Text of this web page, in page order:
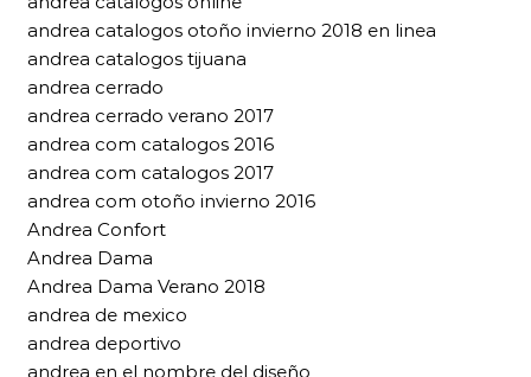
andrea catalogos otoño invierno 2018 en linea
andrea catalogos tijuana
andrea cerrado
andrea cerrado verano 2017
andrea com catalogos 2016
andrea com catalogos 2017
andrea com otoño invierno 2016
Andrea Confort
Andrea Dama
Andrea Dama Verano 2018
andrea de mexico
andrea deportivo
andrea en el nombre del diseño